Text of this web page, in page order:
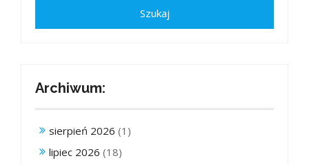
Archiwum:
sierpień 2026 (1)
lipiec 2026 (18)